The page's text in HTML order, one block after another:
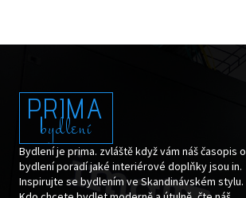
PRIMA
bydlení
Bydlení je prima. zvláště když vám náš časopis o
bydlení poradí jaké interiérové doplňky jsou in.
Inspirujte se bydlením ve Skandinávském stylu.